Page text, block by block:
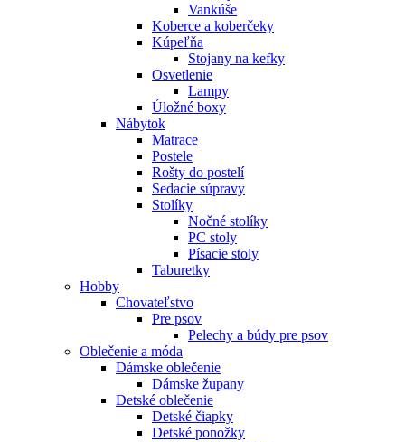
Vankúše
Koberce a koberčeky
Kúpeľňa
Stojany na kefky
Osvetlenie
Lampy
Úložné boxy
Nábytok
Matrace
Postele
Rošty do postelí
Sedacie súpravy
Stolíky
Nočné stolíky
PC stoly
Písacie stoly
Taburetky
Hobby
Chovateľstvo
Pre psov
Pelechy a búdy pre psov
Oblečenie a móda
Dámske oblečenie
Dámske župany
Detské oblečenie
Detské čiapky
Detské ponožky